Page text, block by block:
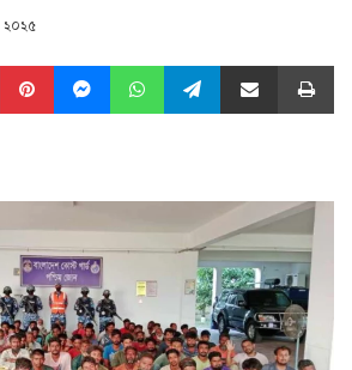
LinkedInPinterestMessengerWhatsAppTelegramShare via Email